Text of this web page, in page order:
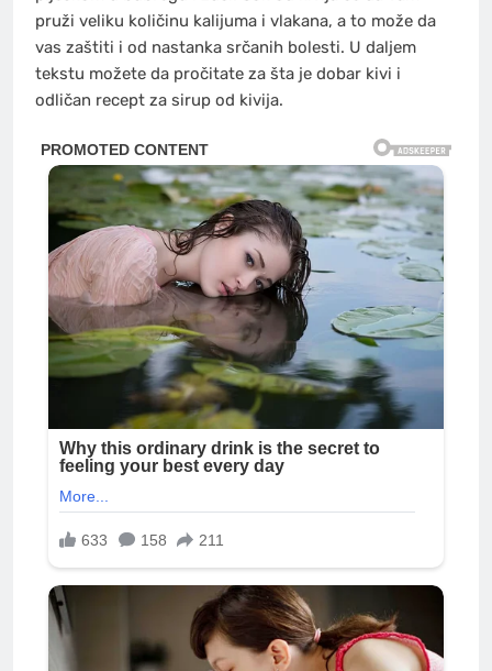
pruži veliku količinu kalijuma i vlakana, a to može da
vas zaštiti i od nastanka srčanih bolesti. U daljem
tekstu možete da pročitate za šta je dobar kivi i
odličan recept za sirup od kivija.